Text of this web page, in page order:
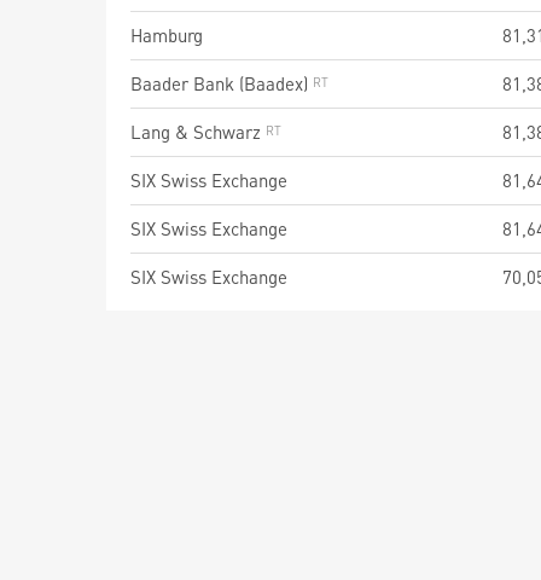
Hamburg
Baader Bank (Baadex)
Lang & Schwarz
SIX Swiss Exchange
SIX Swiss Exchange
SIX Swiss Exchange